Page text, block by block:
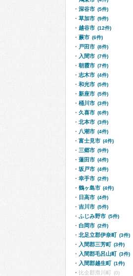
深谷市 (5件)
草加市 (9件)
越谷市 (12件)
蕨市 (6件)
戸田市 (8件)
入間市 (7件)
朝霞市 (7件)
志木市 (4件)
和光市 (5件)
新座市 (5件)
桶川市 (3件)
久喜市 (6件)
北本市 (3件)
八潮市 (4件)
富士見市 (4件)
三郷市 (9件)
蓮田市 (4件)
坂戸市 (4件)
幸手市 (2件)
鶴ヶ島市 (4件)
日高市 (4件)
吉川市 (5件)
ふじみ野市 (5件)
白岡市 (2件)
北足立郡伊奈町 (3件)
入間郡三芳町 (3件)
入間郡毛呂山町 (3件)
入間郡越生町 (1件)
比企郡滑川町 (0)